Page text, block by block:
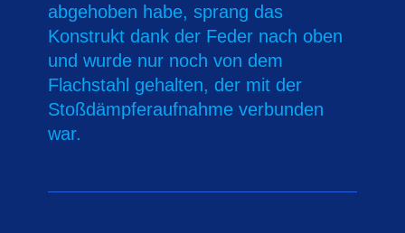
abgehoben habe, sprang das
Konstrukt dank der Feder nach oben
und wurde nur noch von dem
Flachstahl gehalten, der mit der
Stoßdämpferaufnahme verbunden
war.